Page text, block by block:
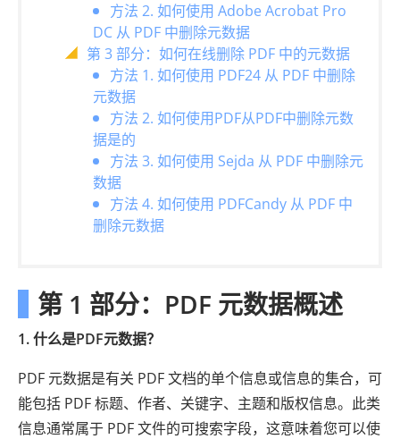
方法 2. 如何使用 Adob​​e Acrobat Pro
DC 从 PDF 中删除元数据
第 3 部分：如何在线删除 PDF 中的元数据
方法 1. 如何使用 PDF24 从 PDF 中删除
元数据
方法 2. 如何使用PDF从PDF中删除元数
据是的
方法 3. 如何使用 Sejda 从 PDF 中删除元
数据
方法 4. 如何使用 PDFCandy 从 PDF 中
删除元数据
第 1 部分：PDF 元数据概述
1. 什么是PDF元数据？
PDF 元数据是有关 PDF 文档的单个信息或信息的集合，可
能包括 PDF 标题、作者、关键字、主题和版权信息。此类
信息通常属于 PDF 文件的可搜索字段，这意味着您可以使